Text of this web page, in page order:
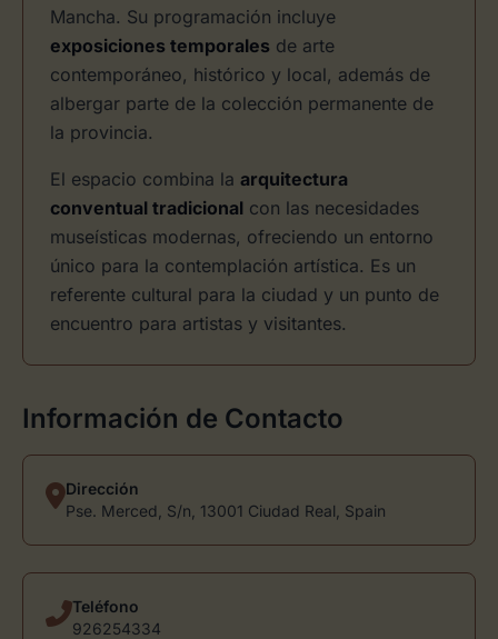
Mancha. Su programación incluye
exposiciones temporales de arte
contemporáneo, histórico y local, además de
albergar parte de la colección permanente de
la provincia.
El espacio combina la arquitectura
conventual tradicional con las necesidades
museísticas modernas, ofreciendo un entorno
único para la contemplación artística. Es un
referente cultural para la ciudad y un punto de
encuentro para artistas y visitantes.
Información de Contacto
Dirección
Pse. Merced, S/n, 13001 Ciudad Real, Spain
Teléfono
926254334